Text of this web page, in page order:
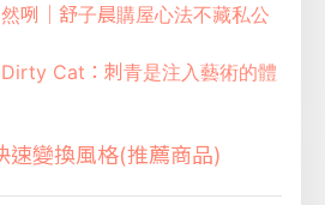
咧｜舒子晨購屋心法不藏私公
Cat：刺青是注入藝術的體
速變換風格(推薦商品)